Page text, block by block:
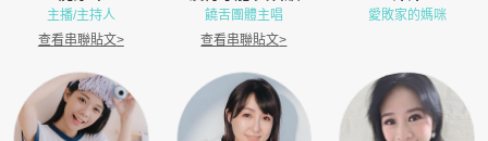
主播/主持人
查看串聯貼文>
饒舌團體主唱
查看串聯貼文>
愛敗家的媽咪